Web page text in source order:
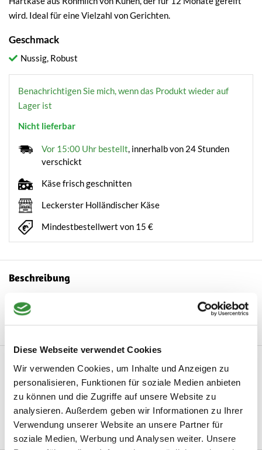
Diese Webseite verwendet Cookies
Wir verwenden Cookies, um Inhalte und Anzeigen zu
personalisieren, Funktionen für soziale Medien anbieten
zu können und die Zugriffe auf unsere Website zu
analysieren. Außerdem geben wir Informationen zu Ihrer
Verwendung unserer Website an unsere Partner für
soziale Medien, Werbung und Analysen weiter. Unsere
wird. Ideal für eine Vielzahl von Gerichten.
Geschmack
Nussig, Robust
Benachrichtigen Sie mich, wenn das Produkt wieder auf
Lager ist
Nicht lieferbar
Vor 15:00 Uhr bestellt, innerhalb von 24 Stunden
verschickt
Käse frisch geschnitten
Leckerster Holländischer Käse
Mindestbestellwert von 15 €
Beschreibung
kulinarische Perfektion Entdecken Sie d...
Mehr lesen
Produktinformation
Artikelnummer Parmesan Reggiano
Hersteller Hoogendoorn Kaas
Mehr lesen